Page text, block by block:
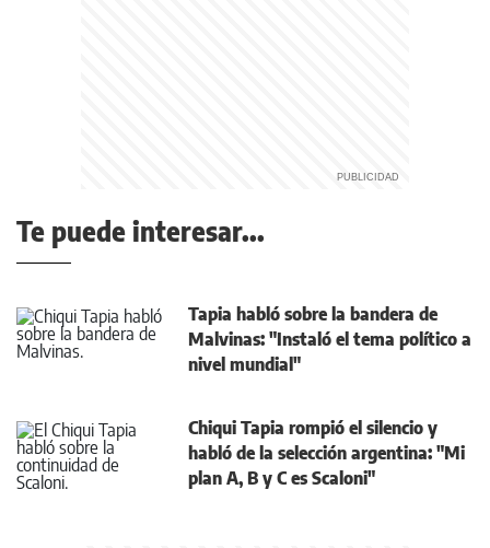
Te puede interesar...
Tapia habló sobre la bandera de
Malvinas: "Instaló el tema político a
nivel mundial"
Chiqui Tapia rompió el silencio y
habló de la selección argentina: "Mi
plan A, B y C es Scaloni"